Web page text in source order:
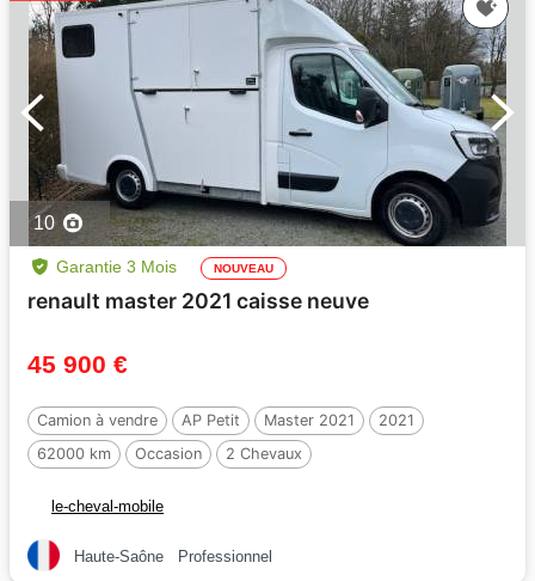
10
Garantie 3 Mois NOUVEAU
renault master 2021 caisse neuve
45 900 €
Camion à vendre AP Petit Master 2021
2021
62000 km
Occasion 2 Chevaux
le-cheval-mobile
Haute-Saône Professionnel